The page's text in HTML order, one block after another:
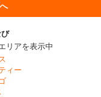
リアを表示中
ィー